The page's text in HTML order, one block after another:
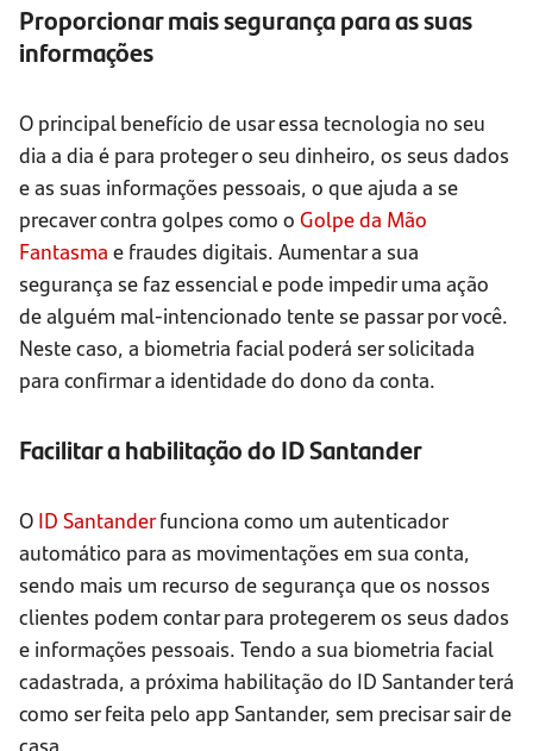
Proporcionar mais segurança para as suas
informações
O principal benefício de usar essa tecnologia no seu
dia a dia é para proteger o seu dinheiro, os seus dados
e as suas informações pessoais, o que ajuda a se
precaver contra golpes como o Golpe da Mão
Fantasma e fraudes digitais. Aumentar a sua
segurança se faz essencial e pode impedir uma ação
de alguém mal-intencionado tente se passar por você.
Neste caso, a biometria facial poderá ser solicitada
para confirmar a identidade do dono da conta.
Facilitar a habilitação do ID Santander
O ID Santanderfunciona como um autenticador
automático para as movimentações em sua conta,
sendo mais um recurso de segurança que os nossos
clientes podem contar para protegerem os seus dados
e informações pessoais. Tendo a sua biometria facial
cadastrada, a próxima habilitação do ID Santander terá
como ser feita pelo app Santander, sem precisar sair de
casa.